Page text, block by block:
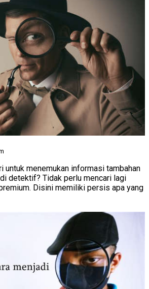
untuk menemukan informasi tambahan
detektif? Tidak perlu mencari lagi
Disini memiliki persis apa yang